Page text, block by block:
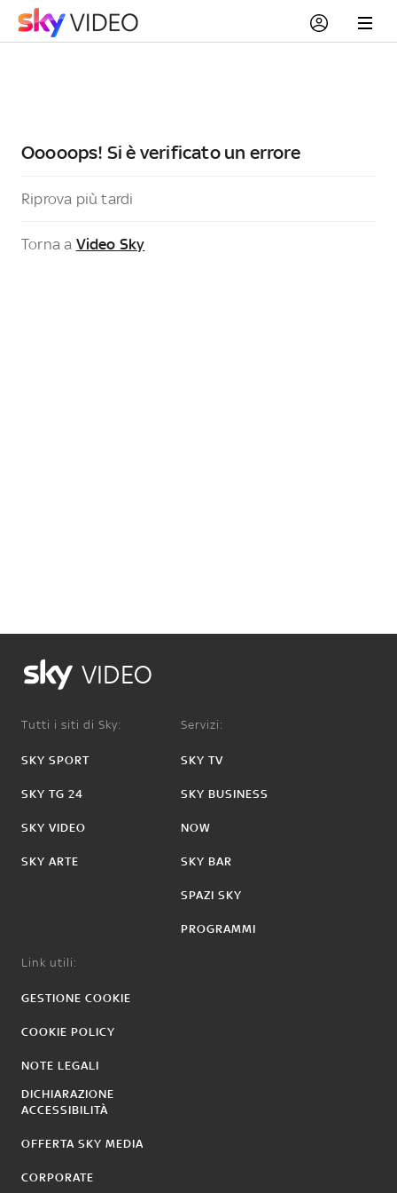
Ooooops! Si è verificato un errore
Riprova più tardi
Torna a Video Sky
VIDEO
Tutti i siti di Sky:
SKY SPORT
SKY TG 24
SKY VIDEO
SKY ARTE
Servizi:
SKY TV
SKY BUSINESS
NOW
SKY BAR
SPAZI SKY
PROGRAMMI
Link utili:
GESTIONE COOKIE
COOKIE POLICY
NOTE LEGALI
DICHIARAZIONE
ACCESSIBILITÀ
OFFERTA SKY MEDIA
CORPORATE